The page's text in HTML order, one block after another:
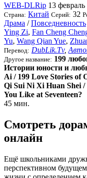
WEB-DLRip 13 февраль
Страна: Китай Серий: 32
Драма /Повседневность
Ying Zi, Fan Cheng
Yu, Wang Qian Yue,
Перевод: DubLik.Tv,
Другое название: 199
Истории юности и
Ai / 199 Love Stories of
Qi Sui Ni Xi Huan Shei
You Like at Seventeen?
45 мин.
Смотреть
онлайн
Ещё школьниками
перспективном будущем